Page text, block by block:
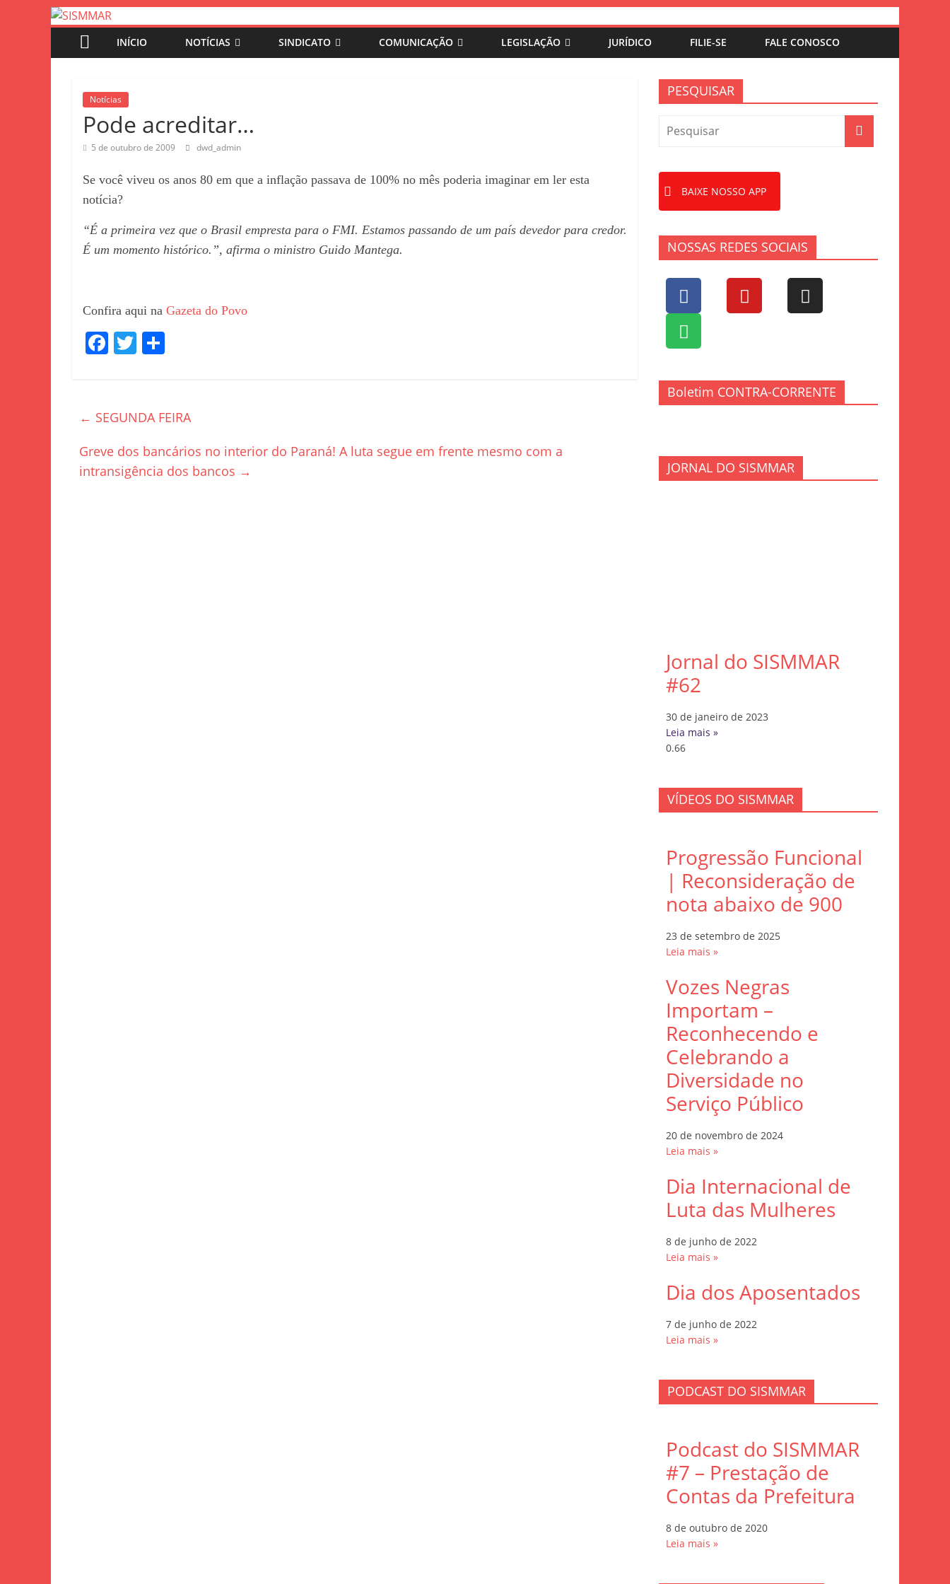
INÍCIO NOTÍCIAS SINDICATO COMUNICAÇÃO LEGISLAÇÃO JURÍDICO FILIE-SE FALE CONOSCO
Notícias
Pode acreditar…
5 de outubro de 2009 dwd_admin
Se você viveu os anos 80 em que a inflação passava de 100% no mês poderia imaginar em ler esta
notícia?
“É a primeira vez que o Brasil empresta para o FMI. Estamos passando de um país devedor para credor.
É um momento histórico.”, afirma o ministro Guido Mantega.
Confira aqui na Gazeta do Povo
F
e
o
o
T
er e
← SEGUNDA FEIRA
Greve dos bancários no interior do Paraná! A luta segue em frente mesmo com a
intransigência dos bancos →
PESQUISAR
BAIXE NOSSO APP
NOSSAS REDES SOCIAIS
Boletim CONTRA-CORRENTE
JORNAL DO SISMMAR
Jornal do SISMMAR
#62
30 de janeiro de 2023
Leia mais »
VÍDEOS DO SISMMAR
Progressão Funcional
| Reconsideração de
nota abaixo de 900
23 de setembro de 2025
Leia mais »
Vozes Negras
Importam –
Reconhecendo e
Celebrando a
Diversidade no
Serviço Público
20 de novembro de 2024
Leia mais »
Dia Internacional de
Luta das Mulheres
8 de junho de 2022
Leia mais »
Dia dos Aposentados
7 de junho de 2022
Leia mais »
PODCAST DO SISMMAR
Podcast do SISMMAR
#7 – Prestação de
Contas da Prefeitura
8 de outubro de 2020
Leia mais »